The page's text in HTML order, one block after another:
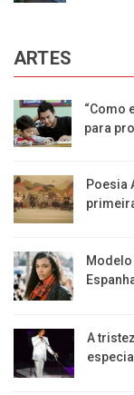
ARTES
“Como
para
Poesia
Modelo
A